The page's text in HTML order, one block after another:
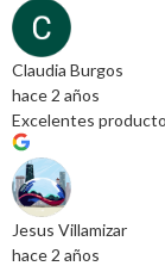
Claudia Burgos
hace 2 años
Excelentes
Jesus Villamizar
hace 2 años